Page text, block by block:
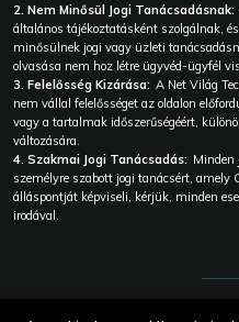
2. Nem Minősül Jogi Tanácsadásnak:
általános tájékoztatásként szolgálnak,
minősülnek jogi vagy üzleti
olvasása nem hoz létre ügyvéd-ügyfél
3. Felelősség Kizárása: A Net Világ
nem vállal felelősséget az oldalon
vagy a tartalmak időszerűségéért,
változására.
4. Szakmai Jogi Tanácsadás: Minden
személyre szabott jogi tanácsért,
álláspontját képviseli, kérjük, minden
irodával.